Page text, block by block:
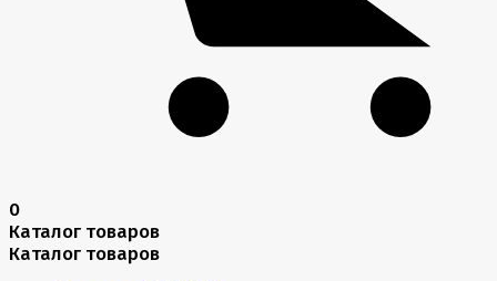
0
Каталог товаров
Каталог товаров